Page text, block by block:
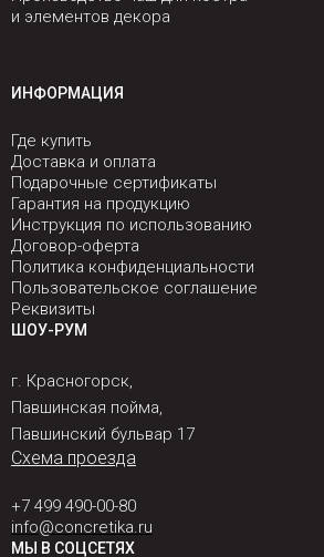
и элементов декора
ИНФОРМАЦИЯ
Где купить
Доставка и оплата
Подарочные сертификаты
Гарантия на продукцию
Инструкция по использованию
Договор-оферта
Политика конфиденциальности
Пользовательское соглашение
Реквизиты
ШОУ-РУМ
г. Красногорск,
Павшинская пойма,
Павшинский бульвар 17
Схема проезда
+7 499 490-00-80
info@concretika.ru
МЫ В СОЦСЕТЯХ